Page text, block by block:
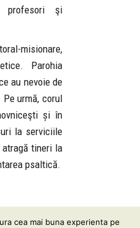
profesori şi
misionare,
Parohia
au nevoie de
urmă, corul
și în
la serviciile
tineri la
psaltică.
cea mai buna experienta pe